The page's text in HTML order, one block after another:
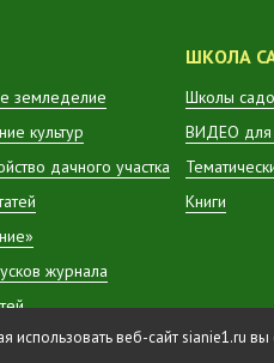
земледелие
культур
дачного участка
журнала
ШКОЛА
Школы
ВИДЕО для
Книги
использовать веб-сайт sianie1.ru